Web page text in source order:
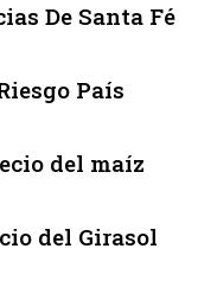
De Santa Fé
País
del maíz
del Girasol